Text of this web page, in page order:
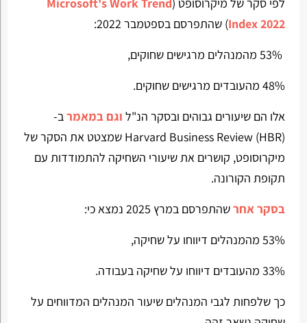
Index 2022) שהתפרסם בספטמבר 2022:
48% מהעובדים מרגישים שחוקים.
אלו הם שיעורים גבוהים ובסקר הנ"ל וגם במאמרב-
Harvard Business Review (HBR) שמצטט את הסקר של
מיקרוסופט, קושרים את שיעורי השחיקה להתמודדות עם
תקופת הקורונה.
בסקר אחרשהתפרסם במרץ 2025 נמצא כי:
53% מהמנהלים דיווחו על שחיקה,
33% מהעובדים דיווחו על שחיקה בעבודה.
כך שלפחות לגבי המנהלים שיעור המנהלים המדווחים על